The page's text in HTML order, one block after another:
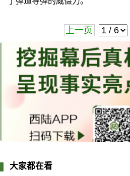
上一页
大家都在看